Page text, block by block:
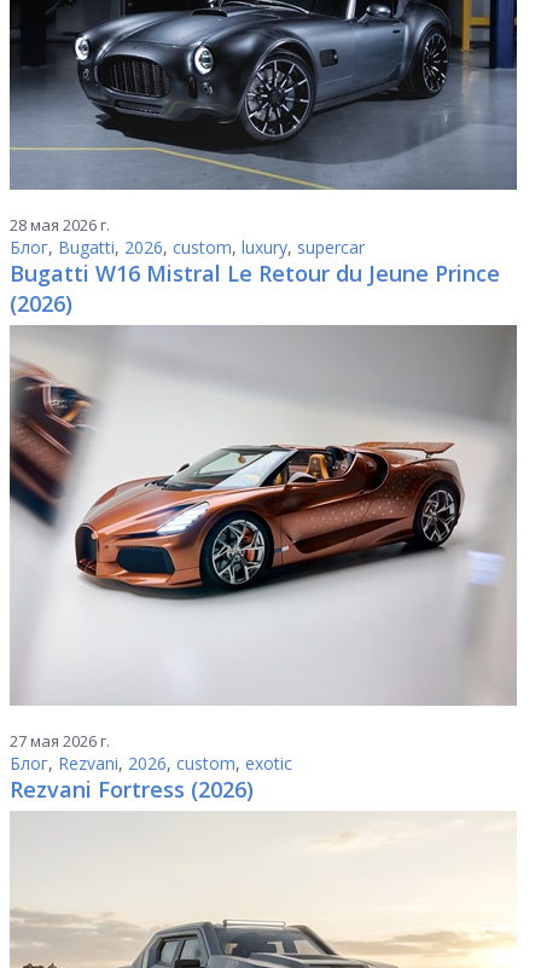
28 мая 2026 г.
Блог, Bugatti, 2026, custom, luxury, supercar
Bugatti W16 Mistral Le Retour du Jeune Prince
(2026)
27 мая 2026 г.
Блог, Rezvani, 2026, custom, exotic
Rezvani Fortress (2026)